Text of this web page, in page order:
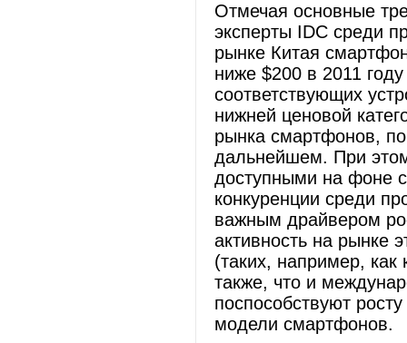
Отмечая основные
эксперты IDC среди
рынке Китая
ниже $200 в 2011
соответствующих
нижней ценовой
рынка смартфонов,
дальнейшем. При
доступными на фоне
конкуренции среди
важным драйвером
активность на рынке
(таких, например,
также, что и
поспособствуют
модели